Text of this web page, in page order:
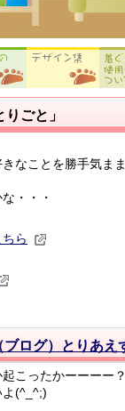
ごと」
なことを勝手気ま
・・・
ら
ブログ）とりあえ
こったかーーーー？
よ(^_^;)